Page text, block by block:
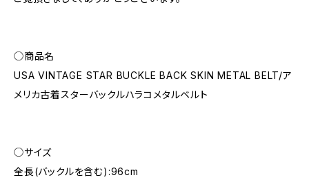
◯商品名
USA VINTAGE STAR BUCKLE BACK SKIN METAL BELT/ア
メリカ古着スターバックルハラコメタルベルト
◯サイズ
全長(バックルを含む):96cm